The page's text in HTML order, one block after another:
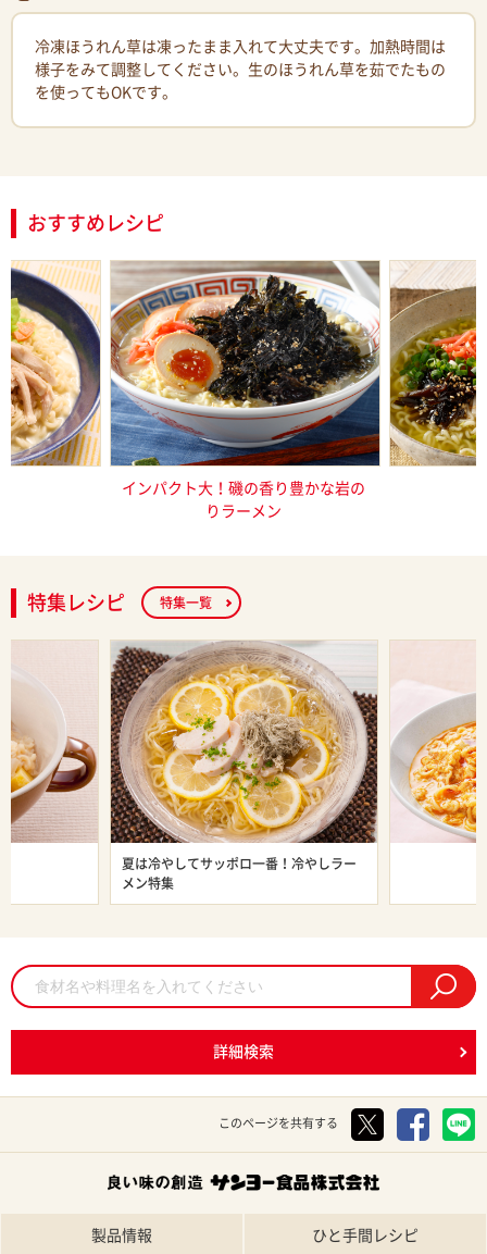
冷凍ほうれん草は凍ったまま入れて大丈夫です。加熱時間は
様子をみて調整してください。生のほうれん草を茹でたもの
を使ってもOKです。
おすすめレシピ
インパクト大！磯の香り豊かな岩の
りラーメン
特集レシピ 特集一覧
夏は冷やしてサッポロ一番！冷やしラー
メン特集
詳細検索
このページを共有する
製品情報 ひと手間レシピ